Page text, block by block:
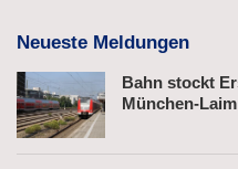
Neueste Meldungen
Bahn stockt
München-